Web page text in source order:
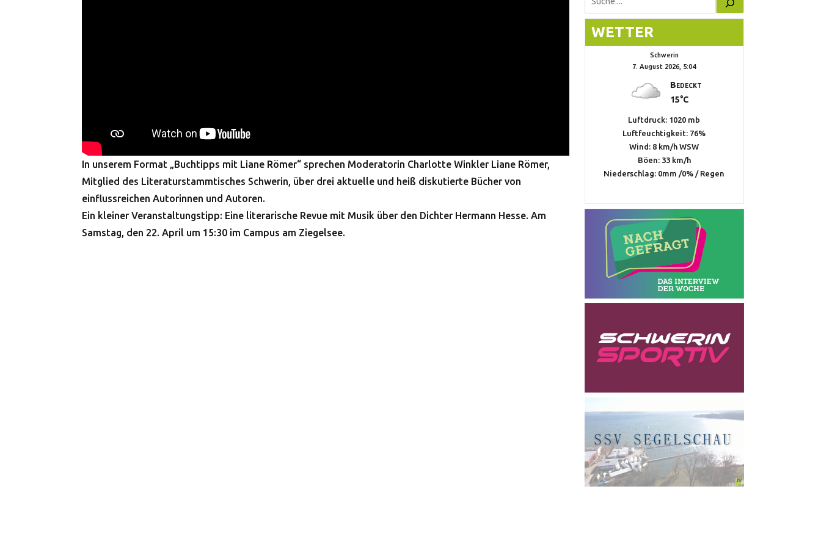
In unserem Format „Buchtipps mit Liane Römer“ sprechen Moderatorin Charlotte Winkler Liane Römer,
Mitglied des Literaturstammtisches Schwerin, über drei aktuelle und heiß diskutierte Bücher von
einflussreichen Autorinnen und Autoren.
Ein kleiner Veranstaltungstipp: Eine literarische Revue mit Musik über den Dichter Hermann Hesse. Am
Samstag, den 22. April um 15:30 im Campus am Ziegelsee.
Suchen
WETTER
Schwerin
7. August 2026, 5:04
Bedeckt
15°C
Luftdruck: 1020 mb
Luftfeuchtigkeit: 76%
Wind: 8 km/h WSW
Böen: 33 km/h
Niederschlag: 0mm /0% / Regen